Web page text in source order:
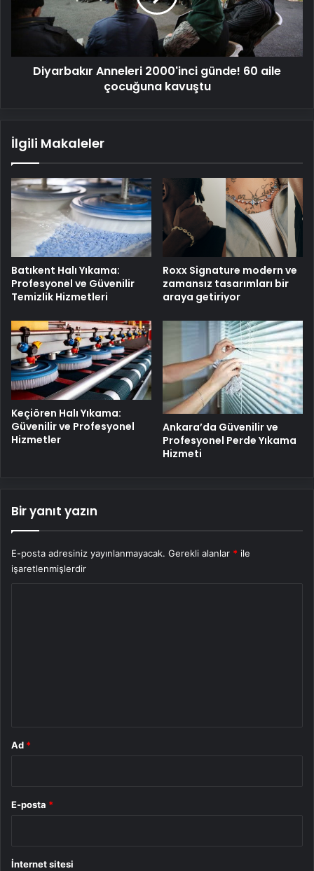
çocuğuna
Diyarbakır Anneleri 2000'inci günde! 60 aile
çocuğuna kavuştu
İlgili Makaleler
Batıkent Halı Yıkama:
Profesyonel ve Güvenilir
Temizlik Hizmetleri
Roxx Signature modern ve
zamansız tasarımları bir
araya getiriyor
Keçiören Halı Yıkama:
Güvenilir ve Profesyonel
Hizmetler
Ankara’da Güvenilir ve
Profesyonel Perde Yıkama
Hizmeti
Bir yanıt yazın
E-posta adresiniz yayınlanmayacak. Gerekli alanlar * ile
işaretlenmişlerdir
Ad *
E-posta *
İnternet sitesi